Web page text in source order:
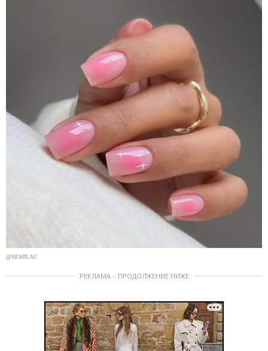
@SEMILAC
РЕКЛАМА – ПРОДОЛЖЕНИЕ НИЖЕ